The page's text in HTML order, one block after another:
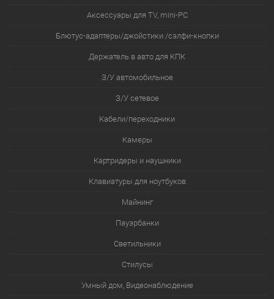
Аксессуары для TV, mini-PC
Блютус-адаптеры/джойстики /сэлфи-кнопки
Держатель в авто для КПК
З/У автомобильное
З/У сетевое
Кабели/переходники
Камеры
Картридеры и наушники
Клавиатуры для ноутбуков
Майнинг
Пауэрбанки
Светильники
Стилусы
Умный дом, Видеонаблюдение